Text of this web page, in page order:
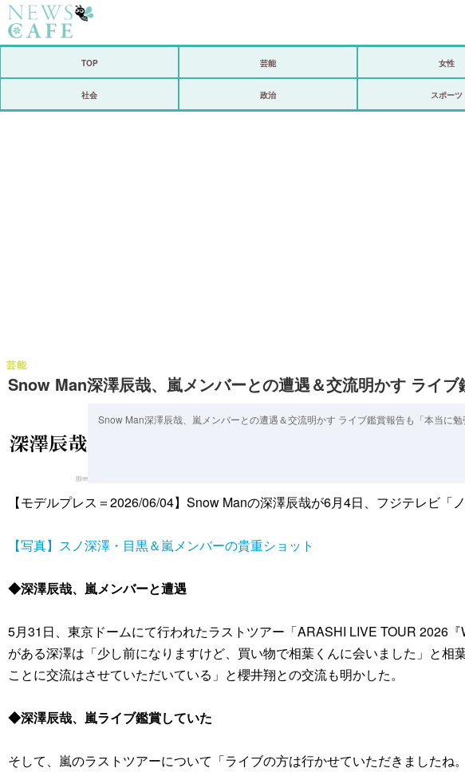
TOP 芸能 女性
社会 政治 スポーツ
Snow Man深澤辰哉、嵐メンバーとの遭遇＆交流明かす ライブ
芸能
Snow Man深澤辰哉、嵐メンバーとの遭遇＆交流明かす ライブ鑑賞報告も「本当に勉
【モデルプレス＝2026/06/04】Snow Manの深澤辰哉が6月4日、フジテレビ
【写真】スノ深澤・目黒＆嵐メンバーの貴重ショット
◆深澤辰哉、嵐メンバーと遭遇
5月31日、東京ドームにて行われたラストツアー「ARASHI LIVE TOUR 2026
がある深澤は「少し前になりますけど、買い物で相葉くんに会いました」と
ことに交流はさせていただいている」と櫻井翔との交流も明かした。
◆深澤辰哉、嵐ライブ鑑賞していた
そして、嵐のラストツアーについて「ライブの方は行かせていただきました